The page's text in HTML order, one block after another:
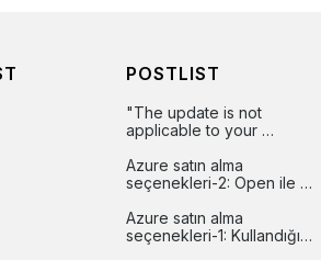
POSTLIST
"The update is not
applicable to your
çözümü
Azure satın alma
seçenekleri-2: Open ile
Azure satın alma
seçenekleri-1: Kullandığın